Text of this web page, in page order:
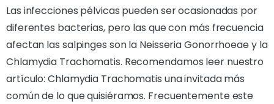
Las infecciones pélvicas pueden ser ocasionadas por
diferentes bacterias, pero las que con más frecuencia
afectan las salpinges son la Neisseria Gonorrhoeae y la
Chlamydia Trachomatis. Recomendamos leer nuestro
artículo: Chlamydia Trachomatis una invitada más
común de lo que quisiéramos. Frecuentemente este